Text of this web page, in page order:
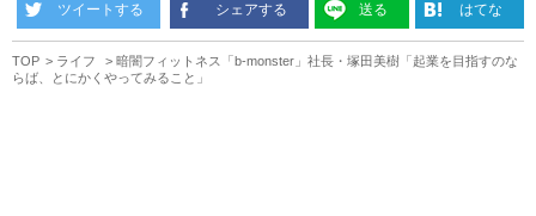
ツイートする シェアする 送る はてな
TOP ライフ
暗闇フィットネス「b-monster」社長・塚田美樹「起業を目指すのな
らば、とにかくやってみること」